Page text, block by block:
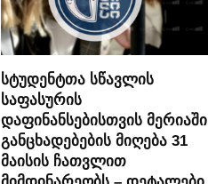
სტუდენტთა სწავლის
საფასურის
დაფინანსებისთვის მერიაში
განცხადებების მიღება 31
მაისის ჩათვლით